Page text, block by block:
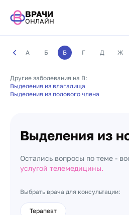
ВРАЧИ
ОНЛАЙН
А Б В Г Д Ж
Другие заболевания на В:
Выделения из влагалища
Выделения из полового члена
Выделения из
Остались вопросы по теме -
услугой телемедицины.
Выбрать врача для консультации:
Терапевт